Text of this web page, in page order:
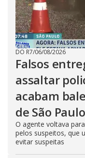
DO R7/06/08/2026
Falsos
assaltar
acabam
de São Paulo
O agente voltava
pelos suspeitos, que
evitar suspeitas